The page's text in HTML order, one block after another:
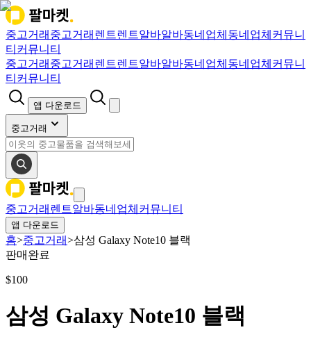
중고거래 중고거래 렌트렌트알바알바동네업체 동네업체 커뮤니
티 커뮤니티
중고거래 중고거래 렌트렌트알바알바동네업체 동네업체 커뮤니
티 커뮤니티
앱 다운로드
중고거래
중고거래 렌트알바동네업체 커뮤니티
앱 다운로드
홈>중고거래>삼성 Galaxy Note10 블랙
판매완료
$100
삼성 Galaxy Note10 블랙